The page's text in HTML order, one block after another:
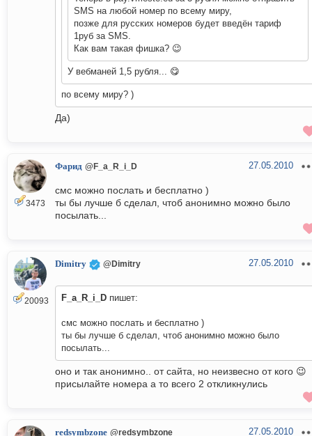
SMS на любой номер по всему миру,
позже для русских номеров будет введён тариф
1руб за SMS.
Как вам такая фишка? 😉
У вебманей 1,5 рубля... 😋
по всему миру? )
Да)
3473
Фарид @F_a_R_i_D 27.05.2010
смс можно послать и бесплатно )
ты бы лучше б сделал, чтоб анонимно можно было
посылать...
20093
Dimitry @Dimitry 27.05.2010
F_a_R_i_D пишет:
смс можно послать и бесплатно )
ты бы лучше б сделал, чтоб анонимно можно было
посылать...
оно и так анонимно.. от сайта, но неизвесно от кого 😉
присылайте номера а то всего 2 откликнулись
redsymbzone @redsymbzone 27.05.2010